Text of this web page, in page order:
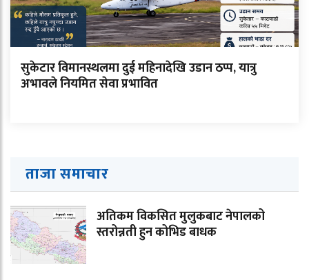
सुकेटार विमानस्थलमा दुई महिनादेखि उडान ठप्प, यात्रु
अभावले नियमित सेवा प्रभावित
ताजा समाचार
अतिकम विकसित मुलुकबाट नेपालको
स्तरोन्नती हुन कोभिड बाधक